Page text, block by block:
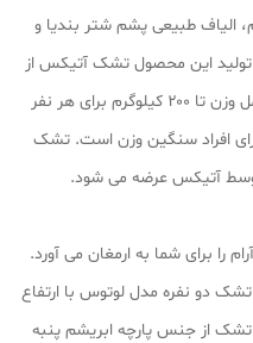
الیاف طبیعی پشم شتر بندیا و
این محصول تشک آتیکس از
مواد اولیه با کیفیت استفاده شده و تحمل وزن تا ۲۰۰ کیلوگرم برای هر نفر
افراد سنگین وزن است. تشک
آتیکس عرضه می شود.
آرام را برای شما به ارمغان می آورد.
تشک دو نفره مدل لوتوس با ارتفاع
تشک از جنس پارچه ابریشم پنبه